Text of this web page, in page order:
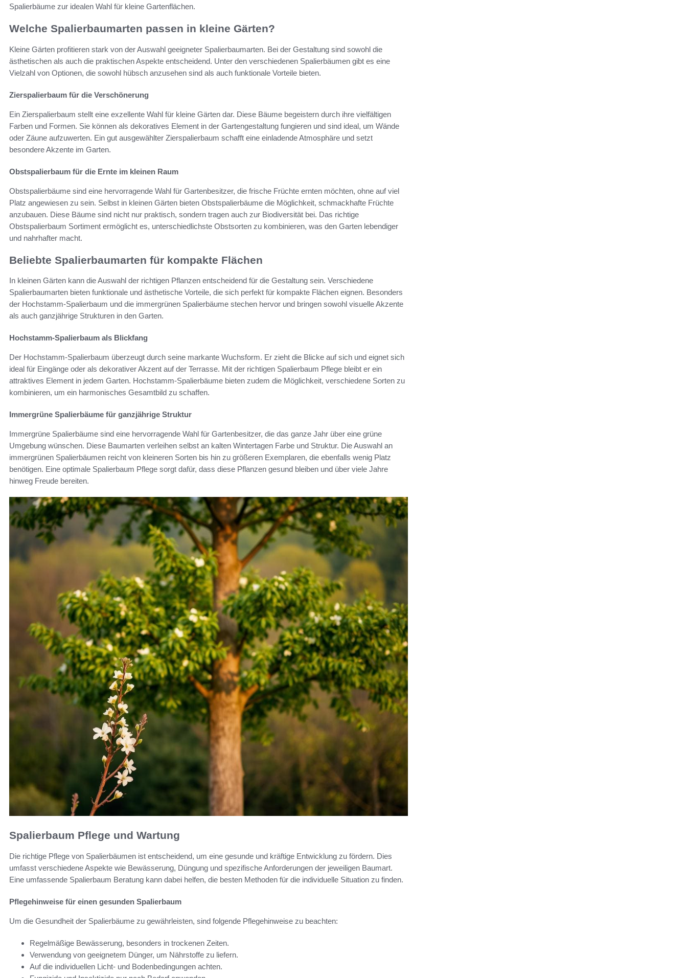
Spalierbäume zur idealen Wahl für kleine Gartenflächen.
Welche Spalierbaumarten passen in kleine Gärten?
Kleine Gärten profitieren stark von der Auswahl geeigneter Spalierbaumarten. Bei der Gestaltung sind sowohl die
ästhetischen als auch die praktischen Aspekte entscheidend. Unter den verschiedenen Spalierbäumen gibt es eine
Vielzahl von Optionen, die sowohl hübsch anzusehen sind als auch funktionale Vorteile bieten.
Zierspalierbaum für die Verschönerung
Ein Zierspalierbaum stellt eine exzellente Wahl für kleine Gärten dar. Diese Bäume begeistern durch ihre vielfältigen
Farben und Formen. Sie können als dekoratives Element in der Gartengestaltung fungieren und sind ideal, um Wände
oder Zäune aufzuwerten. Ein gut ausgewählter Zierspalierbaum schafft eine einladende Atmosphäre und setzt
besondere Akzente im Garten.
Obstspalierbaum für die Ernte im kleinen Raum
Obstspalierbäume sind eine hervorragende Wahl für Gartenbesitzer, die frische Früchte ernten möchten, ohne auf viel
Platz angewiesen zu sein. Selbst in kleinen Gärten bieten Obstspalierbäume die Möglichkeit, schmackhafte Früchte
anzubauen. Diese Bäume sind nicht nur praktisch, sondern tragen auch zur Biodiversität bei. Das richtige
Obstspalierbaum Sortiment ermöglicht es, unterschiedlichste Obstsorten zu kombinieren, was den Garten lebendiger
und nahrhafter macht.
Beliebte Spalierbaumarten für kompakte Flächen
In kleinen Gärten kann die Auswahl der richtigen Pflanzen entscheidend für die Gestaltung sein. Verschiedene
Spalierbaumarten bieten funktionale und ästhetische Vorteile, die sich perfekt für kompakte Flächen eignen. Besonders
der Hochstamm-Spalierbaum und die immergrünen Spalierbäume stechen hervor und bringen sowohl visuelle Akzente
als auch ganzjährige Strukturen in den Garten.
Hochstamm-Spalierbaum als Blickfang
Der Hochstamm-Spalierbaum überzeugt durch seine markante Wuchsform. Er zieht die Blicke auf sich und eignet sich
ideal für Eingänge oder als dekorativer Akzent auf der Terrasse. Mit der richtigen Spalierbaum Pflege bleibt er ein
attraktives Element in jedem Garten. Hochstamm-Spalierbäume bieten zudem die Möglichkeit, verschiedene Sorten zu
kombinieren, um ein harmonisches Gesamtbild zu schaffen.
Immergrüne Spalierbäume für ganzjährige Struktur
Immergrüne Spalierbäume sind eine hervorragende Wahl für Gartenbesitzer, die das ganze Jahr über eine grüne
Umgebung wünschen. Diese Baumarten verleihen selbst an kalten Wintertagen Farbe und Struktur. Die Auswahl an
immergrünen Spalierbäumen reicht von kleineren Sorten bis hin zu größeren Exemplaren, die ebenfalls wenig Platz
benötigen. Eine optimale Spalierbaum Pflege sorgt dafür, dass diese Pflanzen gesund bleiben und über viele Jahre
hinweg Freude bereiten.
Spalierbaum Pflege und Wartung
Die richtige Pflege von Spalierbäumen ist entscheidend, um eine gesunde und kräftige Entwicklung zu fördern. Dies
umfasst verschiedene Aspekte wie Bewässerung, Düngung und spezifische Anforderungen der jeweiligen Baumart.
Eine umfassende Spalierbaum Beratung kann dabei helfen, die besten Methoden für die individuelle Situation zu finden.
Pflegehinweise für einen gesunden Spalierbaum
Um die Gesundheit der Spalierbäume zu gewährleisten, sind folgende Pflegehinweise zu beachten:
Regelmäßige Bewässerung, besonders in trockenen Zeiten.
Verwendung von geeignetem Dünger, um Nährstoffe zu liefern.
Auf die individuellen Licht- und Bodenbedingungen achten.